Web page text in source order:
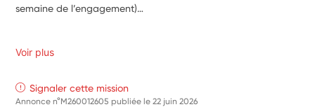
Voir plus
Signaler cette mission
Annonce n°M260012605 publiée le22 juin 2026